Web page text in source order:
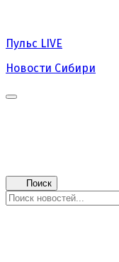
Пульс LIVE
Новости Сибири
Поиск